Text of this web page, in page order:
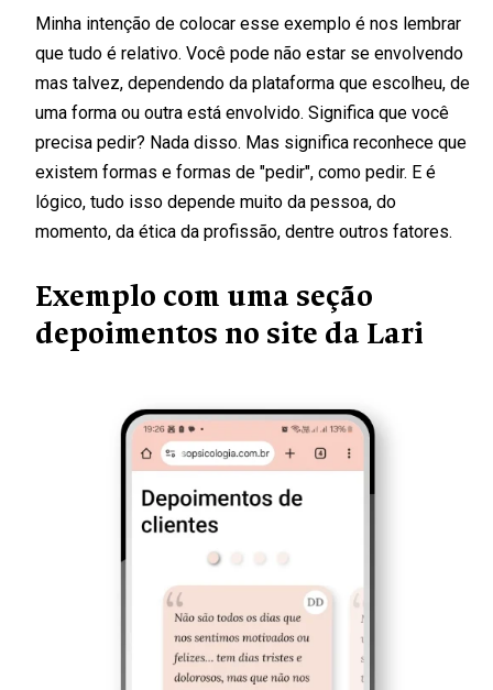
Minha intenção de colocar esse exemplo é nos lembrar
que tudo é relativo. Você pode não estar se envolvendo
mas talvez, dependendo da plataforma que escolheu, de
uma forma ou outra está envolvido. Significa que você
precisa pedir? Nada disso. Mas significa reconhece que
existem formas e formas de "pedir", como pedir. E é
lógico, tudo isso depende muito da pessoa, do
momento, da ética da profissão, dentre outros fatores.
Exemplo com uma seção
depoimentos no site da Lari